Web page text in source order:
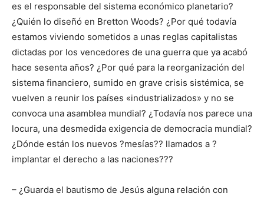
es el responsable del sistema económico planetario?
¿Quién lo diseñó en Bretton Woods? ¿Por qué todavía
estamos viviendo sometidos a unas reglas capitalistas
dictadas por los vencedores de una guerra que ya acabó
hace sesenta años? ¿Por qué para la reorganización del
sistema financiero, sumido en grave crisis sistémica, se
vuelven a reunir los países «industrializados» y no se
convoca una asamblea mundial? ¿Todavía nos parece una
locura, una desmedida exigencia de democracia mundial?
¿Dónde están los nuevos ?mesías?? llamados a ?
implantar el derecho a las naciones???
– ¿Guarda el bautismo de Jesús alguna relación con